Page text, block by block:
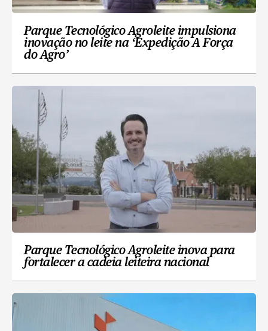
Parque Tecnológico Agroleite impulsiona
inovação no leite na ‘Expedição A Força
do Agro’
Parque Tecnológico Agroleite inova para
fortalecer a cadeia leiteira nacional